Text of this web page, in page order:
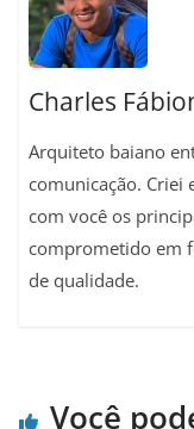
Charles
Arquiteto baiano
comunicação. Criei
com você os
comprometido em
de qualidade.
Você